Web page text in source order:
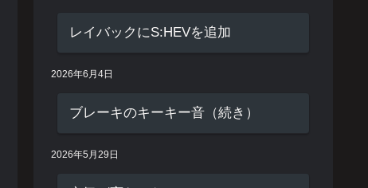
レイバックにS:HEVを追加
2026年6月4日
ブレーキのキーキー音（続き）
2026年5月29日